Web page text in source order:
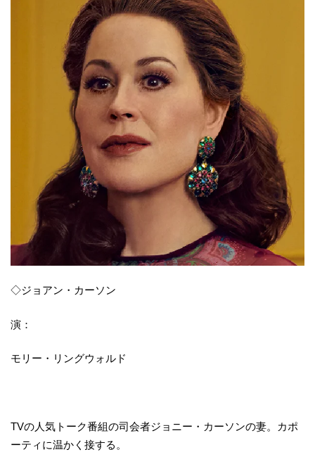
◇ジョアン・カーソン
演：
モリー・リングウォルド
TVの人気トーク番組の司会者ジョニー・カーソンの妻。カポ
ーティに温かく接する。